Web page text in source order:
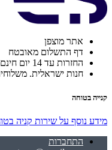
אתר מוצפן
דף התשלום מאובטח
החזרות עד 14 יום חינם
חנות ישראלית.
קנייה בטוחה
מידע נוסף על שירות קניה
התחברות